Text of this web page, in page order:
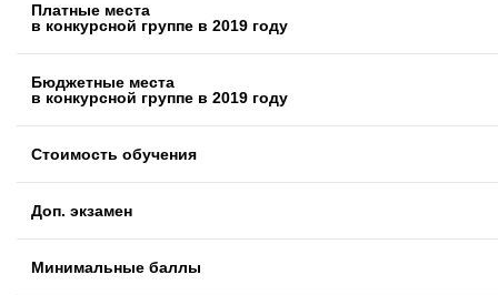
Платные места
в конкурсной группе в 2019 году
Бюджетные места
в конкурсной группе в 2019 году
Стоимость обучения
Доп. экзамен
Минимальные баллы